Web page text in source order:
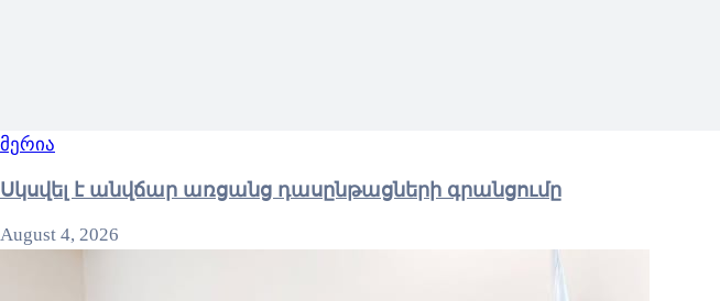
მერია
Սկսվել է անվճար առցանց դասընթացների գրանցումը
August 4, 2026